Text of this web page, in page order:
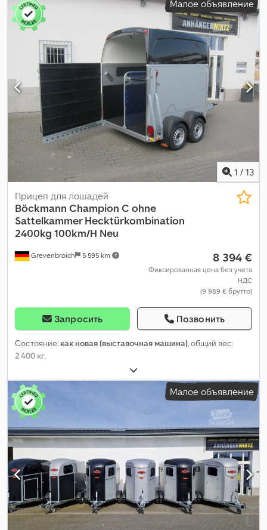
Малое объявление
1 / 13
Grevenbroich 5 595 km
Прицеп для лошадей
Böckmann Champion C ohne
Sattelkammer Hecktürkombination
2400kg 100km/H Neu
8 394 €
Фиксированная цена без учета
НДС
(9 989 € брутто)
Запросить Позвонить
Состояние: как новая (выставочная машина), общий вес:
2 400 кг
Малое объявление